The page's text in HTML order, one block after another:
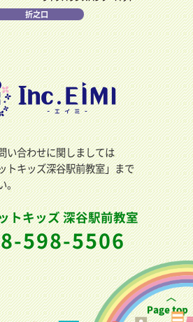
折之口
い合わせに関しましては
トキッズ深谷駅前教室」まで
。
トキッズ 深谷駅前教室
598-5506